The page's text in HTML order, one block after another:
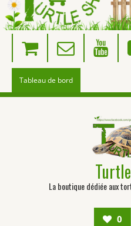
Tableau de bord
La boutique dédiée aux
0